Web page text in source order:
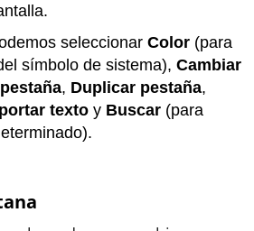
seleccionar Color (para
símbolo de sistema), Cambiar
, Duplicar pestaña,
texto y Buscar (para